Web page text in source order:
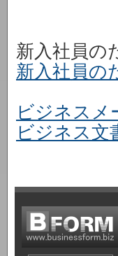
新入社員の
新入社員の
ビジネスメ
ビジネス文